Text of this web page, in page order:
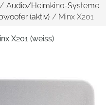
/ Audio/Heimkino-Systeme
(aktiv) / Minx X201
X201 (weiss)